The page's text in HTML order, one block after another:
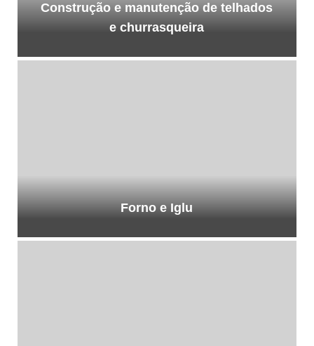
Construção e manutenção de telhados
e churrasqueira
Forno e Iglu